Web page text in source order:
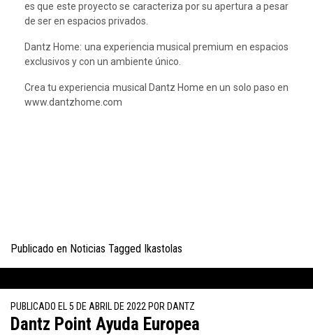
es que este proyecto se caracteriza por su apertura a pesar
de ser en espacios privados.
Dantz Home: una experiencia musical premium en espacios
exclusivos y con un ambiente único.
Crea tu experiencia musical Dantz Home en un solo paso en
www.dantzhome.com
Publicado en Noticias Tagged Ikastolas
PUBLICADO EL 5 DE ABRIL DE 2022 POR DANTZ
Dantz Point Ayuda Europea